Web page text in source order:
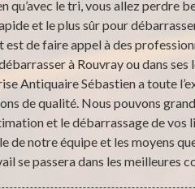
qu’avec le tri, vous allez perdre
et le plus sûr pour
de faire appel à des
à Rouvray ou dans
Antiquaire Sébastien a toute
de qualité. Nous pouvons
et le débarrassage de vos
de notre équipe et les moyens
se passera dans les meilleures